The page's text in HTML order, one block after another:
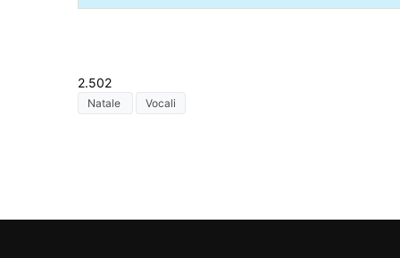
2.502
Natale Vocali